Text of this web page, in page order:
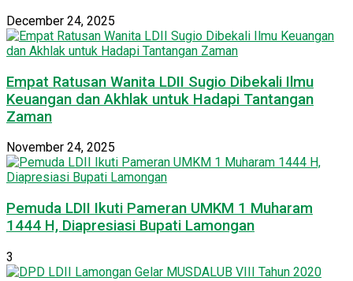
December 24, 2025
Empat Ratusan Wanita LDII Sugio Dibekali Ilmu
Keuangan dan Akhlak untuk Hadapi Tantangan
Zaman
November 24, 2025
Pemuda LDII Ikuti Pameran UMKM 1 Muharam
1444 H, Diapresiasi Bupati Lamongan
3